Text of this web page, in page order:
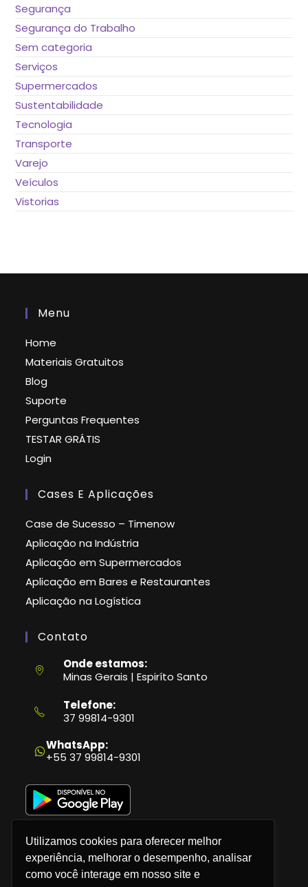
Utilizamos cookies para oferecer melhor
experiência, melhorar o desempenho, analisar
como você interage em nosso site e
Segurança
Segurança do Trabalho
Sem categoria
Serviços
Supermercados
Sustentabilidade
Tecnologia
Transporte
Varejo
Veículos
Vistorias
Menu
Home
Materiais Gratuitos
Blog
Suporte
Perguntas Frequentes
TESTAR GRÁTIS
Login
Cases E Aplicações
Case de Sucesso – Timenow
Aplicação na Indústria
Aplicação em Supermercados
Aplicação em Bares e Restaurantes
Aplicação na Logística
Contato
Onde estamos:
Minas Gerais | Espiríto Santo
Telefone:
37 99814-9301
em
seu
aplicativo
WhatsApp:
+55 37 99814-9301
Política de Privacidade